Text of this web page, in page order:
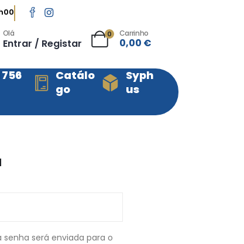
Olá
Entrar / Registar
0 Carrinho
0,00 €
756
Catálo
go
Syph
us
será enviada para o